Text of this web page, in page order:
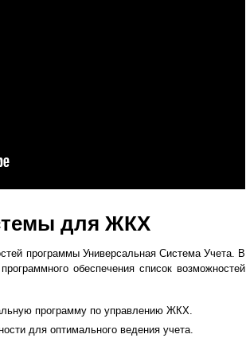
для ЖКХ
программы Универсальная Система Учета. В
обеспечения список возможностей
программу по управлению ЖКХ.
для оптимального ведения учета.